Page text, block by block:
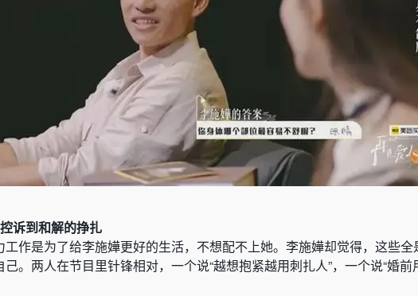
诉到和解的挣扎
工作是为了给李施嬅更好的生活，不想配不上她。李施嬅却觉得，这些
。两人在节目里针锋相对，一个说“越想抱紧越用刺扎人”，一个说“婚前